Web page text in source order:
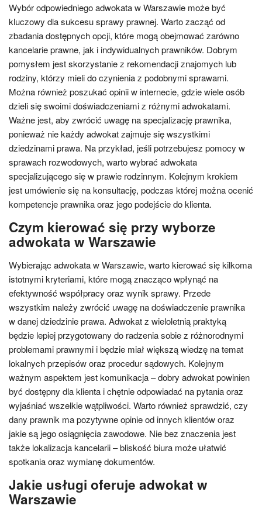
Wybór odpowiedniego adwokata w Warszawie może być
kluczowy dla sukcesu sprawy prawnej. Warto zacząć od
zbadania dostępnych opcji, które mogą obejmować zarówno
kancelarie prawne, jak i indywidualnych prawników. Dobrym
pomysłem jest skorzystanie z rekomendacji znajomych lub
rodziny, którzy mieli do czynienia z podobnymi sprawami.
Można również poszukać opinii w internecie, gdzie wiele osób
dzieli się swoimi doświadczeniami z różnymi adwokatami.
Ważne jest, aby zwrócić uwagę na specjalizację prawnika,
ponieważ nie każdy adwokat zajmuje się wszystkimi
dziedzinami prawa. Na przykład, jeśli potrzebujesz pomocy w
sprawach rozwodowych, warto wybrać adwokata
specjalizującego się w prawie rodzinnym. Kolejnym krokiem
jest umówienie się na konsultację, podczas której można ocenić
kompetencje prawnika oraz jego podejście do klienta.
Czym kierować się przy wyborze
adwokata w Warszawie
Wybierając adwokata w Warszawie, warto kierować się kilkoma
istotnymi kryteriami, które mogą znacząco wpłynąć na
efektywność współpracy oraz wynik sprawy. Przede
wszystkim należy zwrócić uwagę na doświadczenie prawnika
w danej dziedzinie prawa. Adwokat z wieloletnią praktyką
będzie lepiej przygotowany do radzenia sobie z różnorodnymi
problemami prawnymi i będzie miał większą wiedzę na temat
lokalnych przepisów oraz procedur sądowych. Kolejnym
ważnym aspektem jest komunikacja – dobry adwokat powinien
być dostępny dla klienta i chętnie odpowiadać na pytania oraz
wyjaśniać wszelkie wątpliwości. Warto również sprawdzić, czy
dany prawnik ma pozytywne opinie od innych klientów oraz
jakie są jego osiągnięcia zawodowe. Nie bez znaczenia jest
także lokalizacja kancelarii – bliskość biura może ułatwić
spotkania oraz wymianę dokumentów.
Jakie usługi oferuje adwokat w
Warszawie